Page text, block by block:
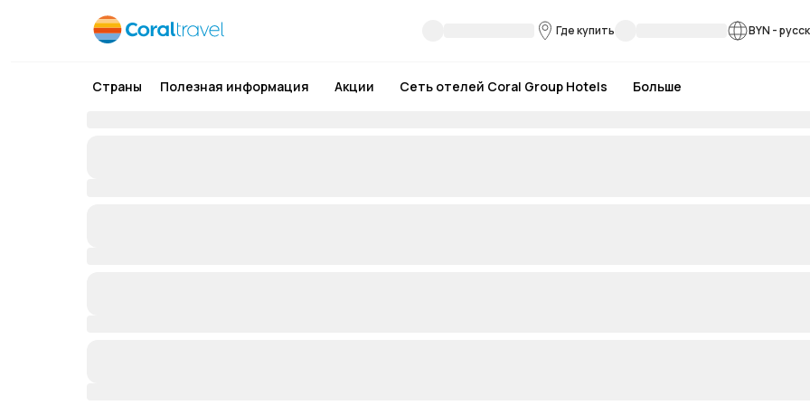
Где купить BYN -
Страны Полезная информация Акции Сеть отелей Coral Group Hotels Больше